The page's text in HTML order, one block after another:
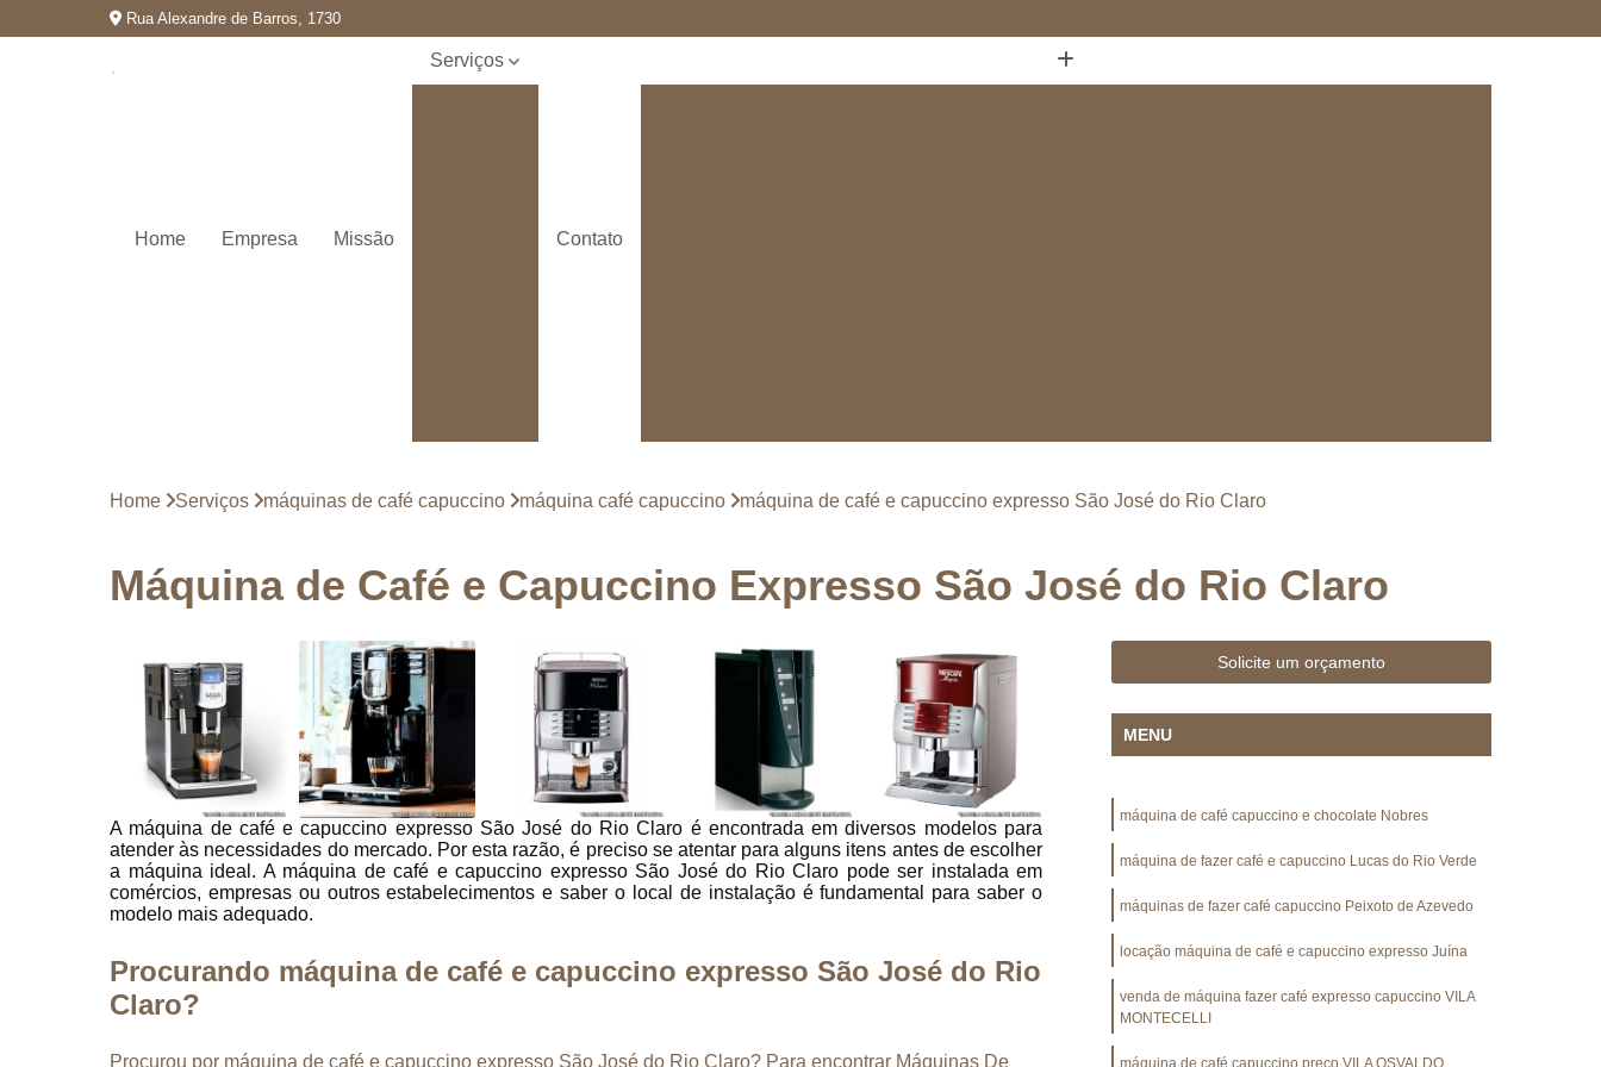
Rua Alexandre de Barros, 1730
Home Empresa Missão
Serviços
de
Máquinas
de café
Máquinas
nestlé
Máquinas
de café
profissional
cappuccino
Contato
Café Torrado Moído
Café em Cápsula Café para Máquina de Cápsula
Cápsula de Café para Cafeteira
Cápsula de Café para Casa
Cápsula para Café Expresso
Grão de Café
Grão de Café Cru
Grão de Café Gourmet
Grão de Café Moído
Grão de Café Torrado Grãos de Café 1kg
Grãos de Café Especiais
Grãos para Café Expresso
Locação de Máquina Café
Locação de Máquina de Café
Locação de Máquina de Café Expresso
Locação Máquina de Café
Locação Máquina de Café Expresso
Locação Máquina de Café para Eventos
Máquina de Café Expresso Locação
Máquina de Café para Locação
Máquina Café
Máquina de Café com Leite
Máquina de Café Comercial
Máquina de Café Empresarial
Máquina de Café para Comércio
Home Serviços máquinas de café capuccino máquina café capuccino máquina de café e capuccino expresso São José do Rio Claro
Máquina de Café e Capuccino Expresso São José do Rio Claro
A máquina de café e capuccino expresso São José do Rio Claro é encontrada em diversos modelos para
atender às necessidades do mercado. Por esta razão, é preciso se atentar para alguns itens antes de escolher
a máquina ideal. A máquina de café e capuccino expresso São José do Rio Claro pode ser instalada em
comércios, empresas ou outros estabelecimentos e saber o local de instalação é fundamental para saber o
modelo mais adequado.
Procurando máquina de café e capuccino expresso São José do Rio
Claro?
Procurou por máquina de café e capuccino expresso São José do Rio Claro? Para encontrar Máquinas De
Solicite um orçamento
MENU
máquina de café capuccino e chocolate Nobres
máquina de fazer café e capuccino Lucas do Rio Verde
máquinas de fazer café capuccino Peixoto de Azevedo
locação máquina de café e capuccino expresso Juína
venda de máquina fazer café expresso capuccino VILA
MONTECELLI
máquina de café capuccino preço VILA OSVALDO